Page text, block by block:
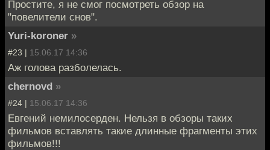
Простите, я не смог посмотреть обзор на
"повелители снов".
Yuri-koroner »
#23 | 15.06.17 14:36
Аж голова разболелась.
chernovd »
#24 | 15.06.17 14:36
Евгений немилосерден. Нельзя в обзоры таких
фильмов вставлять такие длинные фрагменты этих
фильмов!!!